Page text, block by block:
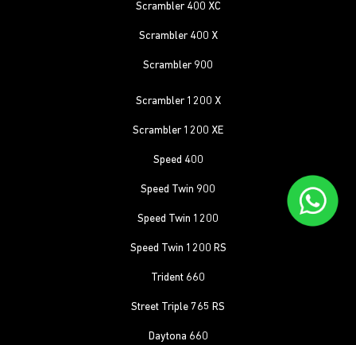
Scrambler 400 XC
Scrambler 400 X
Scrambler 900
Scrambler 1200 X
Scrambler 1200 XE
Speed 400
Speed Twin 900
Speed Twin 1200
Speed Twin 1200 RS
Trident 660
Street Triple 765 RS
Daytona 660